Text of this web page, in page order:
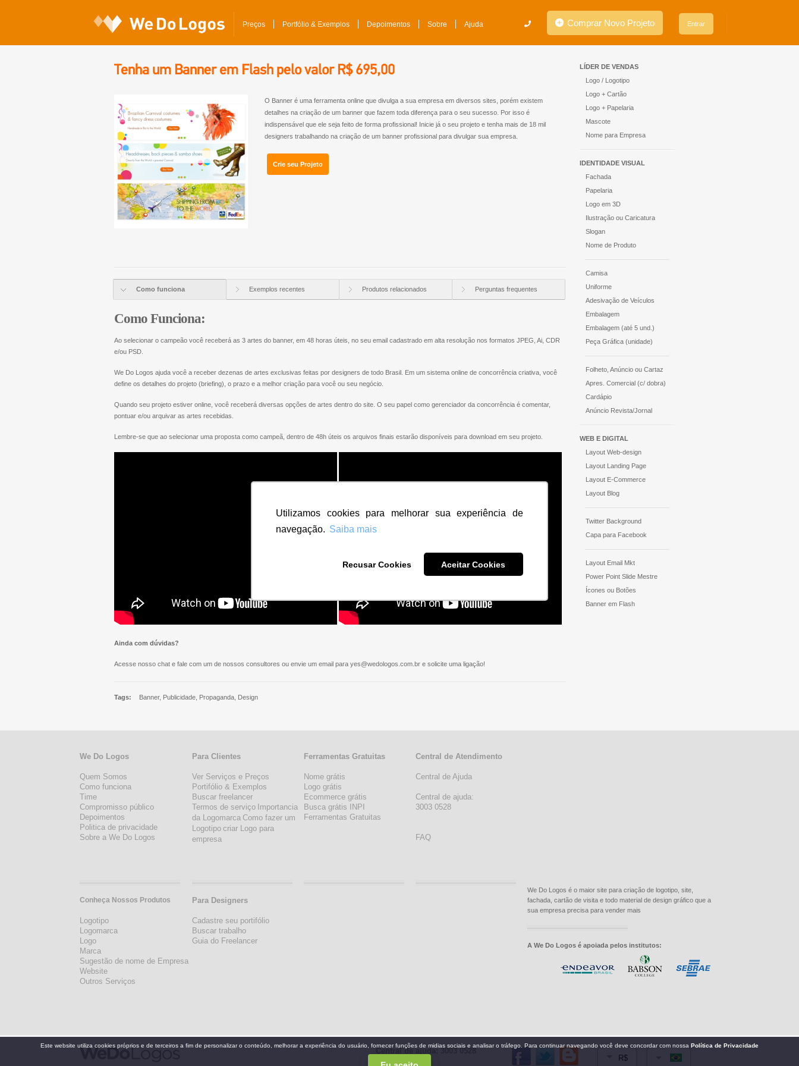
Utilizamos cookies para melhorar sua experiência de
navegação. Saiba mais
Recusar Cookies Aceitar Cookies
Preços Portfólio & Exemplos Depoimentos Sobre Ajuda Comprar Novo Projeto Entrar
Tenha um Banner em Flash pelo valor R$ 695,00
O Banner é uma ferramenta online que divulga a sua empresa em diversos sites, porém existem
detalhes na criação de um banner que fazem toda diferença para o seu sucesso. Por isso é
indispensável que ele seja feito de forma profissional! Inicie já o seu projeto e tenha mais de 18 mil
designers trabalhando na criação de um banner profissional para divulgar sua empresa.
Crie seu Projeto
Como funciona Exemplos recentes Produtos relacionados Perguntas frequentes
Como Funciona:
Ao selecionar o campeão você receberá as 3 artes do banner, em 48 horas úteis, no seu email cadastrado em alta resolução nos formatos JPEG, Ai, CDR
e/ou PSD.
We Do Logos ajuda você a receber dezenas de artes exclusivas feitas por designers de todo Brasil. Em um sistema online de concorrência criativa, você
define os detalhes do projeto (briefing), o prazo e a melhor criação para você ou seu negócio.
Quando seu projeto estiver online, você receberá diversas opções de artes dentro do site. O seu papel como gerenciador da concorrência é comentar,
pontuar e/ou arquivar as artes recebidas.
Lembre-se que ao selecionar uma proposta como campeã, dentro de 48h úteis os arquivos finais estarão disponíveis para download em seu projeto.
Ainda com dúvidas?
Acesse nosso chat e fale com um de nossos consultores ou envie um email para yes@wedologos.com.br e solicite uma ligação!
Tags: Banner, Publicidade, Propaganda, Design
LÍDER DE VENDAS
Logo / Logotipo
Logo + Cartão
Logo + Papelaria
Mascote
Nome para Empresa
IDENTIDADE VISUAL
Fachada
Papelaria
Logo em 3D
Ilustração ou Caricatura
Slogan
Nome de Produto
Camisa
Uniforme
Adesivação de Veículos
Embalagem
Embalagem (até 5 und.)
Peça Gráfica (unidade)
Folheto, Anúncio ou Cartaz
Apres. Comercial (c/ dobra)
Cardápio
Anúncio Revista/Jornal
WEB E DIGITAL
Layout Web-design
Layout Landing Page
Layout E-Commerce
Layout Blog
Twitter Background
Capa para Facebook
Layout Email Mkt
Power Point Slide Mestre
Ícones ou Botões
Banner em Flash
We Do Logos
Quem Somos
Como funciona
Time
Compromisso público
Depoimentos
Politica de privacidade
Sobre a We Do Logos
Conheça Nossos Produtos
Logotipo
Logomarca
Logo
Marca
Sugestão de nome de Empresa
Website
Outros Serviços
Para Clientes
Ver Serviços e Preços
Portifólio & Exemplos
Buscar freelancer
Termos de serviço Importancia
da Logomarca Como fazer um
Logotipo criar Logo para
empresa
Para Designers
Cadastre seu portifólio
Buscar trabalho
Guia do Freelancer
Ferramentas Gratuitas
Nome grátis
Logo grátis
Ecommerce grátis
Busca grátis INPI
Ferramentas Gratuitas
Central de Atendimento
Central de Ajuda
Central de ajuda:
3003 0528
FAQ
We Do Logos é o maior site para criação de logotipo, site,
fachada, cartão de visita e todo material de design gráfico que a
sua empresa precisa para vender mais
A We Do Logos é apoiada pelos institutos:
Central de ajuda: 3003 0528
R$